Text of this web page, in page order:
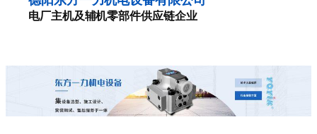
电厂主机及辅机零部件供应链企业